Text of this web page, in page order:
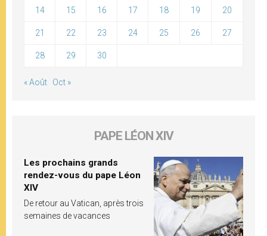
14 15 16 17 18 19 20
21 22 23 24 25 26 27
28 29 30
« Août Oct »
PAPE LÉON XIV
Les prochains grands
rendez-vous du pape Léon
XIV
De retour au Vatican, après trois
semaines de vacances